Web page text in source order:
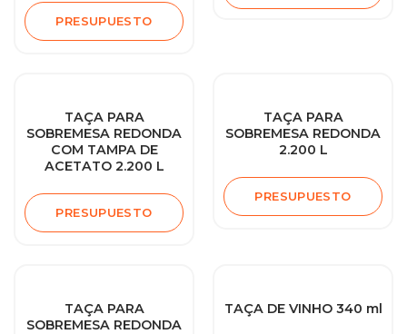
PRESUPUESTO
TAÇA PARA
SOBREMESA REDONDA
COM TAMPA DE
ACETATO 2.200 L
PRESUPUESTO
TAÇA PARA
SOBREMESA REDONDA
2.200 L
PRESUPUESTO
TAÇA PARA
SOBREMESA REDONDA
TAÇA DE VINHO 340 ml